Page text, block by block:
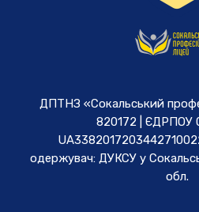
ДПТНЗ «Сокальський
820172 | ЄДРПОУ
одержувач: ДУКСУ у
обл.